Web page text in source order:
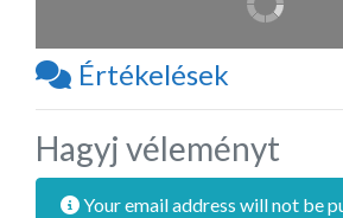
Értékelések
Hagyj véleményt
Your email address will not be